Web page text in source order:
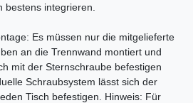
bestens integrieren.
Es müssen nur die mitgelieferte
an die Trennwand montiert und
mit der Sternschraube befestigen
Schraubsystem lässt sich der
Tisch befestigen. Hinweis: Für